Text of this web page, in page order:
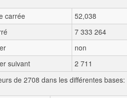
carrée
52,038
7 333 264
non
suivant
2 711
de 2708 dans les différentes bases: